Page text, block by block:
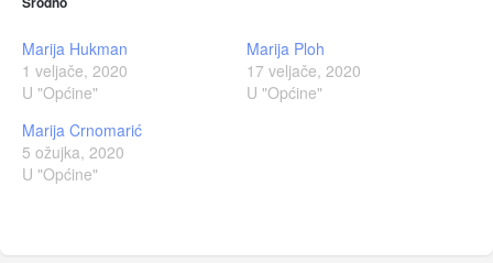
Marija Hukman
1 veljače, 2020
U "Općine"
Marija Ploh
17 veljače, 2020
U "Općine"
Marija Crnomarić
5 ožujka, 2020
U "Općine"